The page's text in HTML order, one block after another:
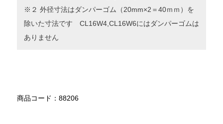
※２ 外径寸法はダンパーゴム（20mm×2＝40ｍｍ）を
除いた寸法です CL16W4,CL16W6にはダンパーゴムは
ありません
商品コード：88206